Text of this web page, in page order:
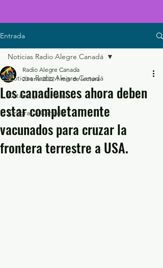
Entrada
Noticias Radio Alegre Canadá
Ottawa y Gatineau
Emigrar a Canadá
Noticias Radio Alegre Canadá
Los canadienses ahora deben
estar completamente
vacunados para cruzar la
frontera terrestre a USA.
Radio Alegre Canada
23 ene 2022 1 min de lectura